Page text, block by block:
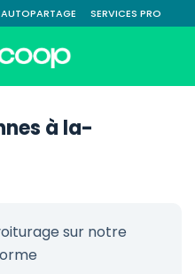
AUTOPARTAGE SERVICES PRO
à la-
sur notre